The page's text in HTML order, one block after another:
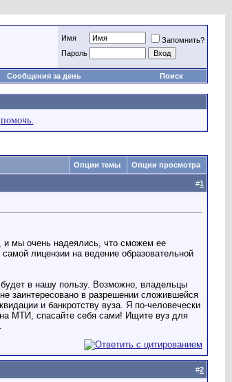
Имя
Запомнить?
Пароль
Сообщения за день Поиск
помочь.
Опции темы Опции просмотра
#1
и мы очень надеялись, что сможем ее
лицензии на ведение образовательной
в нашу пользу. Возможно, владельцы
заинтересовано в разрешении сложившейся
и банкротству вуза. Я по-человечески
МТИ, спасайте себя сами! Ищите вуз для
#2